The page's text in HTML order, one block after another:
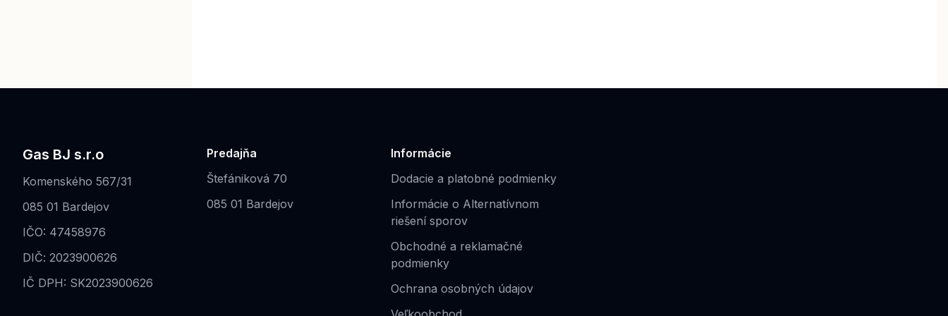
Gas BJ s.r.o
Komenského 567/31
085 01 Bardejov
IČO: 47458976
DIČ: 2023900626
IČ DPH: SK2023900626
Predajňa
Štefániková 70
085 01 Bardejov
Informácie
Dodacie a platobné podmienky
Informácie o Alternatívnom
riešení sporov
Obchodné a reklamačné
podmienky
Ochrana osobných údajov